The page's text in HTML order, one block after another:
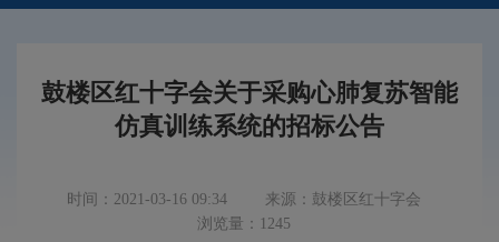
鼓楼区红十字会关于采购心肺复苏智能
仿真训练系统的招标公告
时间：2021-03-16 09:34
来源：鼓楼区红十字会
浏览量：1245